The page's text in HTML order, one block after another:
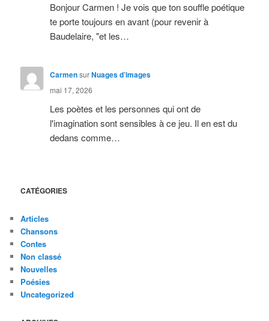
Bonjour Carmen ! Je vois que ton souffle poétique
te porte toujours en avant (pour revenir à
Baudelaire, "et les…
CarmensurNuages d’images
mai 17, 2026
Les poètes et les personnes qui ont de
l'imagination sont sensibles à ce jeu. Il en est du
dedans comme…
CATÉGORIES
Articles
Chansons
Contes
Non classé
Nouvelles
Poésies
Uncategorized